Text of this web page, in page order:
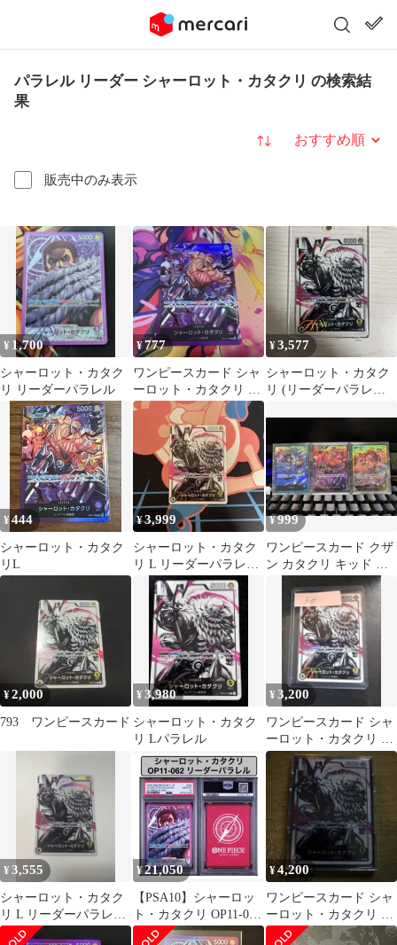
パラレル リーダー シャーロット・カタクリ の検索結
果
販売中のみ表示
並び替え
¥ 1,700
シャーロット・カタク
リ リーダーパラレル
¥777
ワンピースカード シャ
ーロット・カタクリ リ
ーダーパラレル
¥3,577
シャーロット・カタク
リ (リーダーパラレル)
¥444
シャーロット・カタク
リL
¥3,999
シャーロット・カタク
リ L リーダーパラレル
(リーパラ) OP03-099
¥999
ワンピースカード クザ
ン カタクリ キッド リ
ーダーパラレル 3枚セ
¥2,000
793 ワンピースカード
¥3,980
シャーロット・カタク
リ Lパラレル
¥3,200
ワンピースカード シャ
ーロット・カタクリ リ
ーダーパラレル
¥3,555
シャーロット・カタク
リ L リーダーパラレル
(リーパラ) OP03-099
¥21,050
【PSA10】シャーロッ
ト・カタクリ OP11-062
リーダーパラレル
¥4,200
ワンピースカード シャ
ーロット・カタクリ リ
ーダーパラレル